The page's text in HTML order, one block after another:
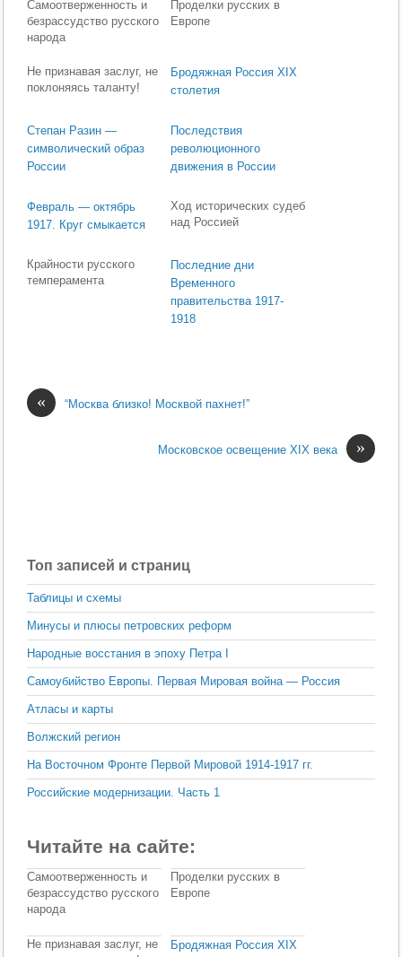
Самоотверженность и
безрассудство русского
народа
Проделки русских в
Европе
Не признавая заслуг, не
поклоняясь таланту!
Бродяжная Россия XIX
столетия
Степан Разин —
символический образ
России
Последствия
революционного
движения в России
Февраль — октябрь
1917. Круг смыкается
Ход исторических судеб
над Россией
Крайности русского
темперамента
Последние дни
Временного
правительства 1917-
1918
« “Москва близко! Москвой пахнет!”
»
Московское освещение XIX века
Топ записей и страниц
Таблицы и схемы
Минусы и плюсы петровских реформ
Народные восстания в эпоху Петра I
Самоубийство Европы. Первая Мировая война — Россия
Атласы и карты
Волжский регион
На Восточном Фронте Первой Мировой 1914-1917 гг.
Российские модернизации. Часть 1
Читайте на сайте:
Самоотверженность и
безрассудство русского
народа
Проделки русских в
Европе
Не признавая заслуг, не
Бродяжная Россия XIX